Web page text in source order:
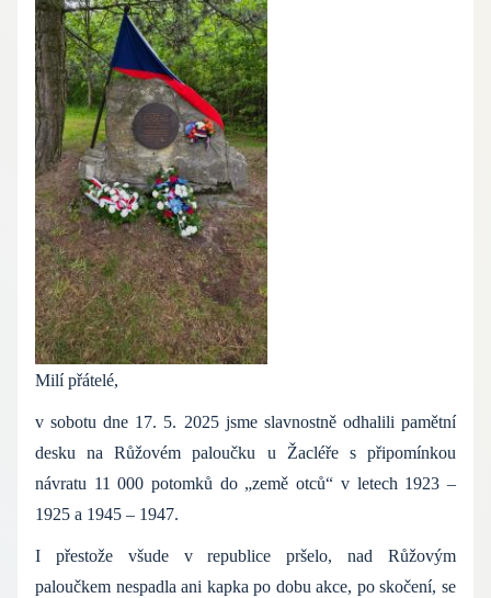
Milí přátelé,
v sobotu dne 17. 5. 2025 jsme slavnostně odhalili pamětní
desku na Růžovém paloučku u Žacléře s připomínkou
návratu 11 000 potomků do „země otců“ v letech 1923 –
1925 a 1945 – 1947.
I přestože všude v republice pršelo, nad Růžovým
paloučkem nespadla ani kapka po dobu akce, po skočení, se